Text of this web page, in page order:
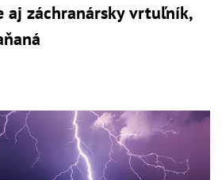
aj záchranársky vrtuľník,